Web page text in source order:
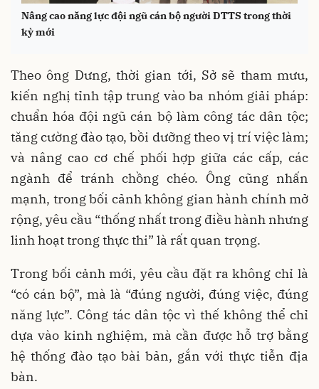
Nâng cao năng lực đội ngũ cán bộ người DTTS trong thời
kỳ mới
Theo ông Dưng, thời gian tới, Sở sẽ tham mưu,
kiến nghị tỉnh tập trung vào ba nhóm giải pháp:
chuẩn hóa đội ngũ cán bộ làm công tác dân tộc;
tăng cường đào tạo, bồi dưỡng theo vị trí việc làm;
và nâng cao cơ chế phối hợp giữa các cấp, các
ngành để tránh chồng chéo. Ông cũng nhấn
mạnh, trong bối cảnh không gian hành chính mở
rộng, yêu cầu “thống nhất trong điều hành nhưng
linh hoạt trong thực thi” là rất quan trọng.
Trong bối cảnh mới, yêu cầu đặt ra không chỉ là
“có cán bộ”, mà là “đúng người, đúng việc, đúng
năng lực”. Công tác dân tộc vì thế không thể chỉ
dựa vào kinh nghiệm, mà cần được hỗ trợ bằng
hệ thống đào tạo bài bản, gắn với thực tiễn địa
bàn.